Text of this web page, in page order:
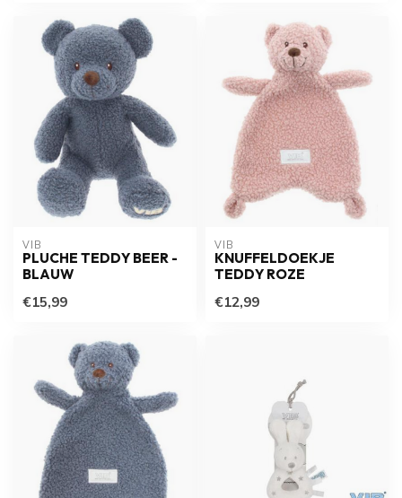
VIB
PLUCHE TEDDY BEER -
BLAUW
€15,99
VIB
KNUFFELDOEKJE
TEDDY ROZE
€12,99